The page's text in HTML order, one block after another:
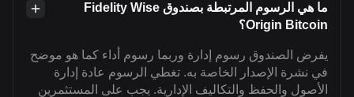
ما هي الرسوم المرتبطة بصندوق Fidelity Wise
Origin Bitcoin؟
يفرض الصندوق رسوم إدارة وربما رسوم أداء كما هو موضح
في نشرة الإصدار الخاصة به. تغطي الرسوم عادة إدارة
الأصول والحفظ والتكاليف الإدارية. يجب على المستثمرين